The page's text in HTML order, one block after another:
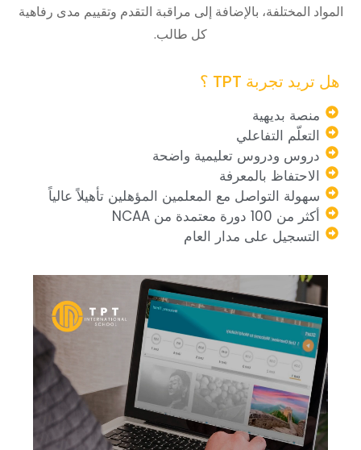
المواد المختلفة، بالإضافة إلى مراقبة التقدم وتقييم مدى رفاهية
كل طالب.
هل تريد تجربة TPT ؟
منصة بديهية
التعلّم التفاعلي
دروس ودروس تعليمية واضحة
الاحتفاظ بالمعرفة
سهولة التواصل مع المعلمين المؤهلين تأهيلاً عالياً
أكثر من 100 دورة معتمدة من NCAA
التسجيل على مدار العام